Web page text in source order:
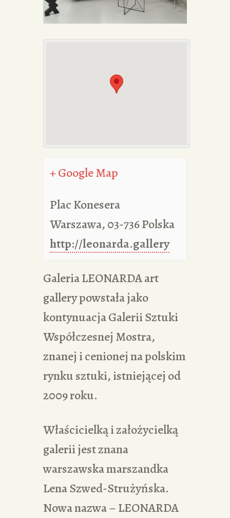
PORTFOLIA
REDAKCJA
+ Google Map
Plac Konesera
Warszawa,03-736Polska
http://leonarda.gallery
Galeria LEONARDA art
gallery powstała jako
kontynuacja Galerii Sztuki
Współczesnej Mostra,
znanej i cenionej na polskim
rynku sztuki, istniejącej od
2009 roku.
Właścicielką i założycielką
galerii jest znana
warszawska marszandka
Lena Szwed-Strużyńska.
Nowa nazwa – LEONARDA